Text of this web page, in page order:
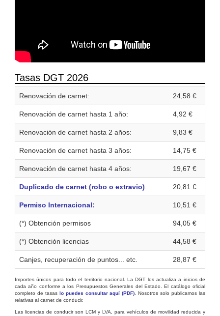
Tasas DGT 2026
Renovación de carnet: 24,58 €
Renovación de carnet hasta 1 año: 4,92 €
Renovación de carnet hasta 2 años: 9,83 €
Renovación de carnet hasta 3 años: 14,75 €
Renovación de carnet hasta 4 años: 19,67 €
Duplicado de carnet (robo o extravio): 20,81 €
Permiso Internacional: 10,51 €
(*) Obtención permisos 94,05 €
(*) Obtención licencias 44,58 €
Canjes, recuperación de puntos... etc. 28,87 €
Importes únicos para todo el territorio nacional. La DGT los actualiza a inicios de
cada año conforme a los Presupuestos Generales del Estado. El catálogo oficial
completo de tasas lo puedes consultar aquí (PDF) . Nosotros solo publicamos las
relativas al carnet de conducir.
Las licencias de conducir son LCM y LVA, para vehículos de movilidad reducida y